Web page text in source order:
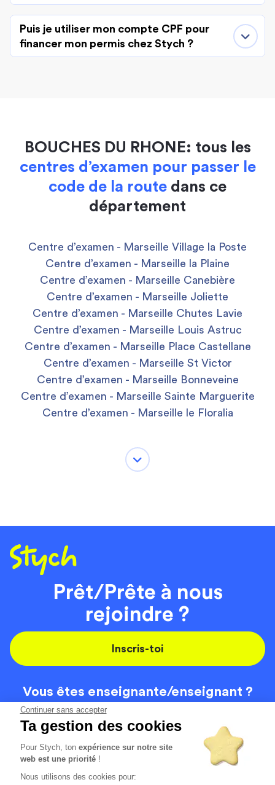
Continuer sans accepter
Ta gestion des cookies
Pour Stych, tonexpérience sur notre site
web est une priorité !
Nous utilisons des cookies pour:
Puis je utiliser mon compte CPF pour
financer mon permis chez Stych ?
BOUCHES DU RHONE: tous les
centres d’examen pour passer le
code de la route dans ce
département
Centre d’examen - Marseille Village la Poste
Centre d’examen - Marseille la Plaine
Centre d’examen - Marseille Canebière
Centre d’examen - Marseille Joliette
Centre d’examen - Marseille Chutes Lavie
Centre d’examen - Marseille Louis Astruc
Centre d’examen - Marseille Place Castellane
Centre d’examen - Marseille St Victor
Centre d’examen - Marseille Bonneveine
Centre d’examen - Marseille Sainte Marguerite
Centre d’examen - Marseille le Floralia
Prêt/Prête à nous
rejoindre ?
Inscris-toi
Vous êtes enseignante/enseignant ?
On recrute
Code de la route
Contact